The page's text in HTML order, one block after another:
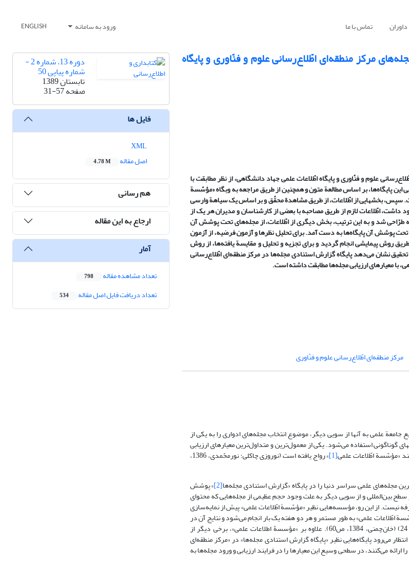
داوران تماس با ما ورود به سامانه ENGLISH
مرکز منطقه‌ای اطّلاع‌رسانی علوم و فنّاوری و پایگاه
علوم و فنّاوری وپایگاه اطّلاعات علمیجهاد دانشگاهی، از نظر مطابقت با
این پایگاه‌ها، بر اساس مطالعة متون و همچنین از طریق مراجعه به وبگاه «مؤسّسة
سپس، بخشهایی ازاطّلاعات، از طریق مشاهدة محقّق و بر اساس یک سیاهة وارسی
مبهمی وجود داشت، اطّلاعات لازم از طریق مصاحبه با بعضی از کارشناسان و مدیران هر یک از
شد و به این ترتیب، بخش دیگری از اطّلاعات، از مجله‌های تحت پوششآن
تحت پوشش آن پایگاه‌ها به دست آمد.برای تحلیل نظرها و آزمون فرضیه، از آزمون
روش پیمایشی انجام گردید و برای تجزیه و تحلیل و مقایسة یافته‌ها، از روش
تحقیق نشان می‌دهد پایگاه گزارش استنادی مجله‌ها در مرکز منطقه‌ای اطّلاع‌رسانی
با معیارهای ارزیابی مجله‌ها مطابقت داشته است.
مرکز منطقه‌ای اطّلاع‌رسانی علوم و فنّاوری
علمی به آنها از سویی دیگر، موضوع انتخاب مجله‌های ادواری را به یکی از
گوناگونی استفاده می‌شود. یکی از معمول‌ترین و متداول‌ترین معیار‌های ارزیابی
«مؤسّسة اطّلاعات علمی[1] » رواج یافته است (نوروزی چاکلی؛ نورمحّمدی، 1386،
مجله‌های علمی سراسر دنیا را در پایگاه «گزارش استنادی مجله‌ها[2] » پوشش
بین‌المللی و از سویی دیگر به علت وجود حجم عظیمی از مجله‌هایی که محتوای
نیست. از این رو، مؤسسه‌هایی نظیر «مؤسّسة اطّلاعات علمی» پیش از نمایه‌سازی
اطّلاعات علمی» به طور مستمر و هر دو هفته یک بار انجام می‌شود و نتایج آن در
سطحی وسیع مورد توجّه محافل بین‌المللی قرار می‌گیرد (نوروزی چاکلی؛ نورمحّمدی، 1386، ص. 24) (خان‌چمنی، 1384، ص60). علاوه بر «مؤسسۀ اطلاعات علمی»، برخی دیگر از
می‌رود پایگاه‌هایی نظیر «پایگاه گزارش استنادی مجله‌ها» در «مرکز منطقه‌ای
می‌کنند، در سطحی وسیع این معیارها را در فرایند ارزیابی و ورود مجله‌ها به
دوره 13، شماره 2 -
شماره پیاپی 50
تابستان 1389
صفحه31-57
فایل ها
اصل مقاله
4.78 M
هم رسانی
ارجاع به این مقاله
آمار
تعداد مشاهده مقاله 798
تعداد دریافت فایل اصل مقاله 534